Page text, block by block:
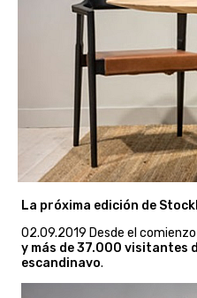
La próxima edición de
02.09.2019 Desde el comienzo
y más de 37.000 visitantes
escandinavo.